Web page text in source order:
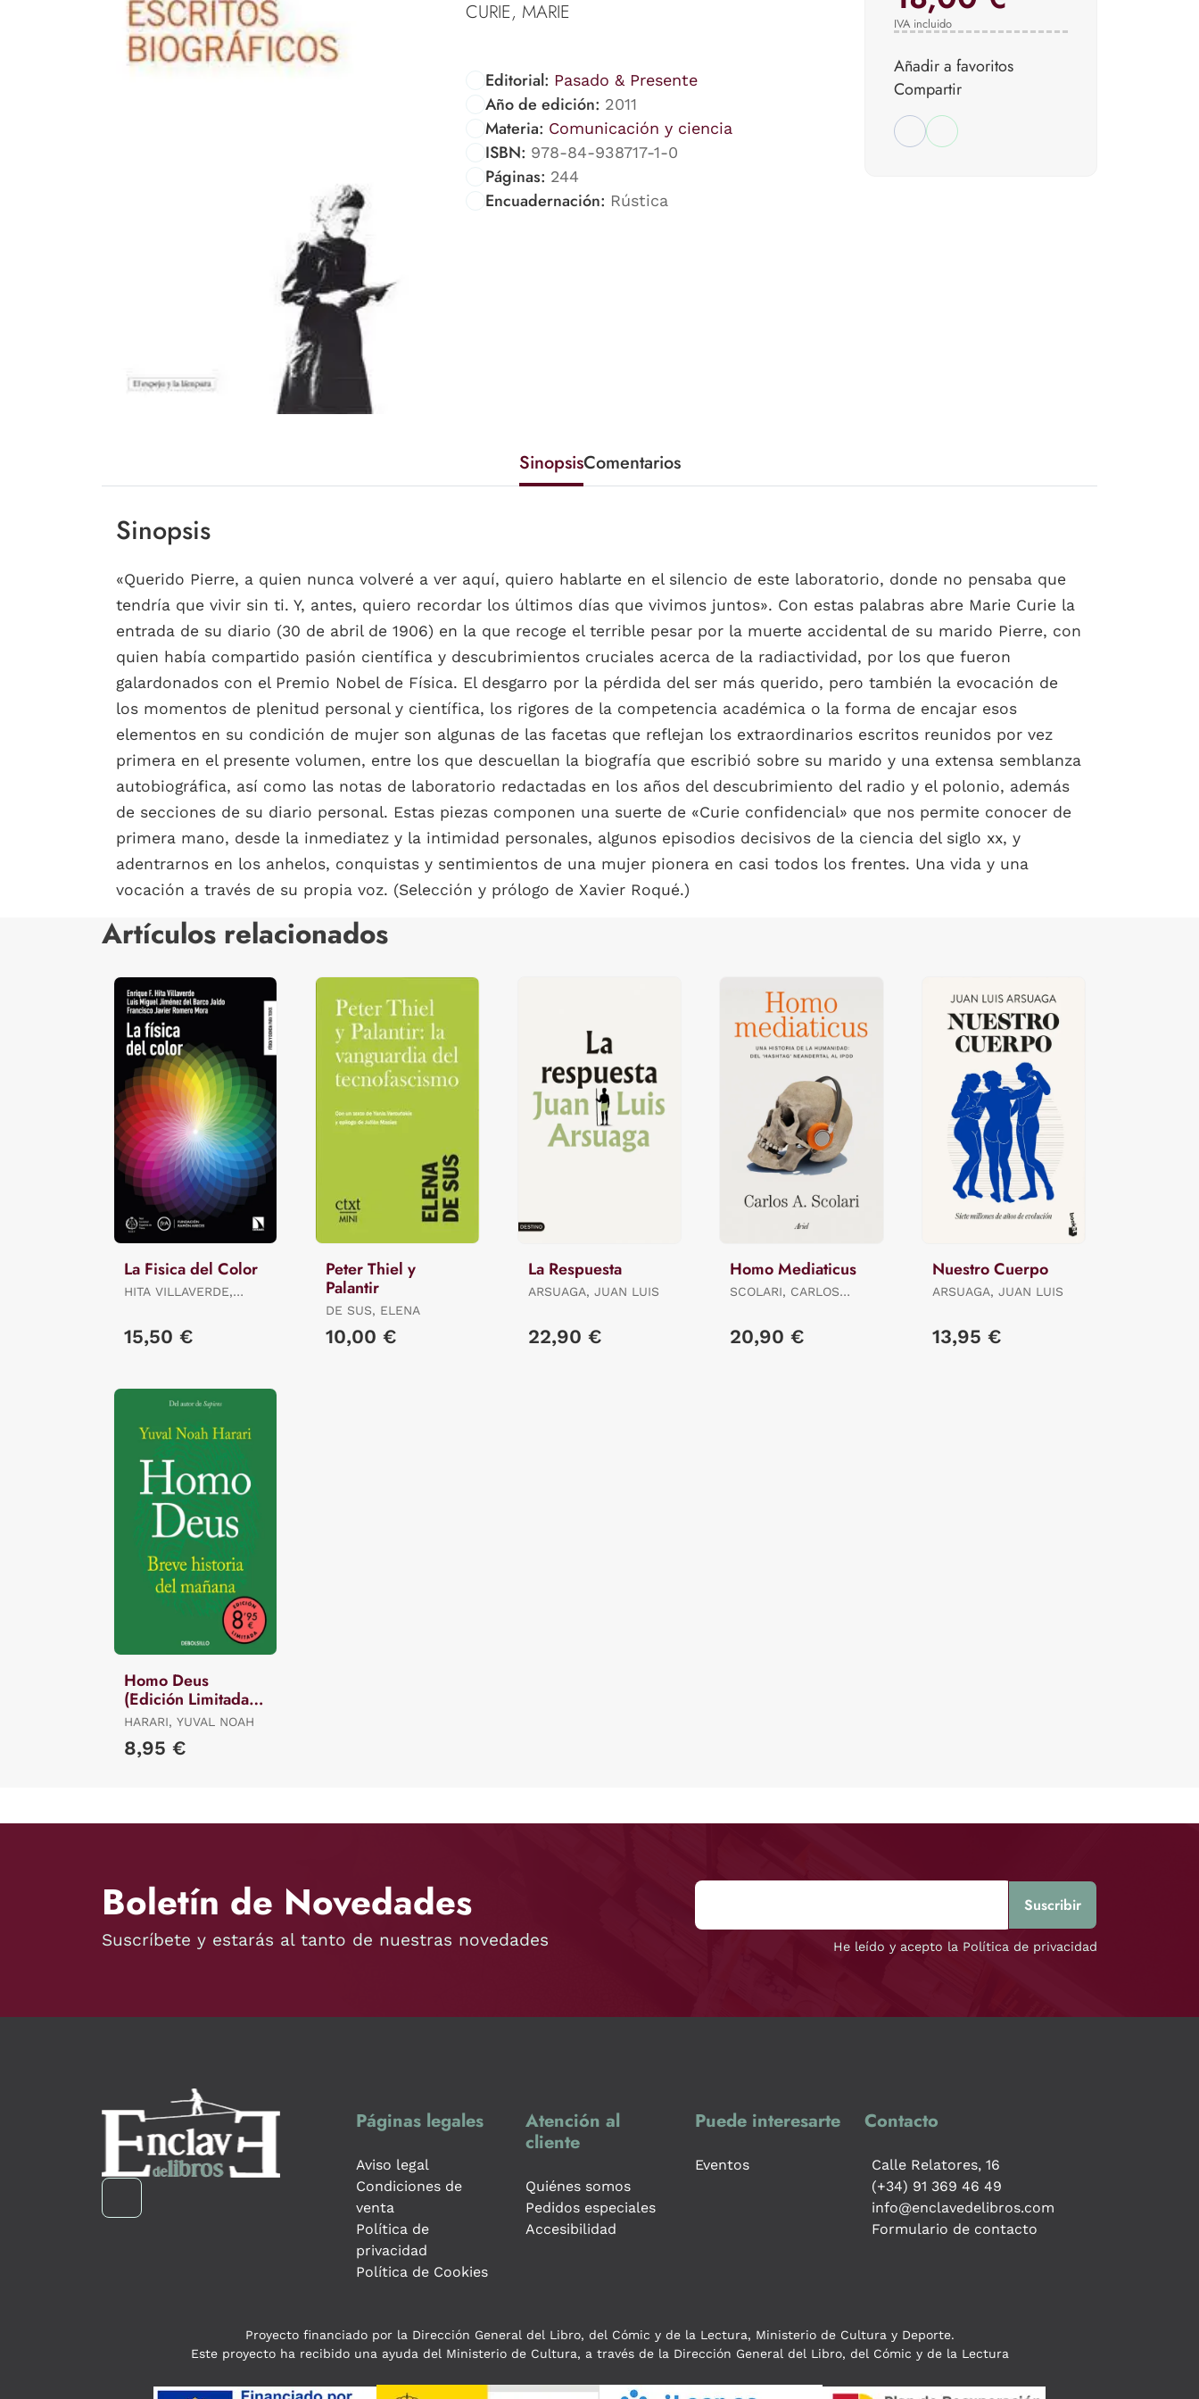
CURIE, MARIE
Editorial: Pasado & Presente
Año de edición: 2011
Materia: Comunicación y ciencia
ISBN: 978-84-938717-1-0
Páginas: 244
Encuadernación: Rústica
IVA incluido
Añadir a favoritos
Compartir
SinopsisComentarios
Sinopsis
«Querido Pierre, a quien nunca volveré a ver aquí, quiero hablarte en el silencio de este laboratorio, donde no pensaba que
tendría que vivir sin ti. Y, antes, quiero recordar los últimos días que vivimos juntos». Con estas palabras abre Marie Curie la
entrada de su diario (30 de abril de 1906) en la que recoge el terrible pesar por la muerte accidental de su marido Pierre, con
quien había compartido pasión científica y descubrimientos cruciales acerca de la radiactividad, por los que fueron
galardonados con el Premio Nobel de Física. El desgarro por la pérdida del ser más querido, pero también la evocación de
los momentos de plenitud personal y científica, los rigores de la competencia académica o la forma de encajar esos
elementos en su condición de mujer son algunas de las facetas que reflejan los extraordinarios escritos reunidos por vez
primera en el presente volumen, entre los que descuellan la biografía que escribió sobre su marido y una extensa semblanza
autobiográfica, así como las notas de laboratorio redactadas en los años del descubrimiento del radio y el polonio, además
de secciones de su diario personal. Estas piezas componen una suerte de «Curie confidencial» que nos permite conocer de
primera mano, desde la inmediatez y la intimidad personales, algunos episodios decisivos de la ciencia del siglo xx, y
adentrarnos en los anhelos, conquistas y sentimientos de una mujer pionera en casi todos los frentes. Una vida y una
vocación a través de su propia voz. (Selección y prólogo de Xavier Roqué.)
Artículos relacionados
La Fisica del Color
HITA VILLAVERDE,
LUIS MI
15,50 €
Peter Thiel y
Palantir
DE SUS, ELENA
10,00 €
La Respuesta
ARSUAGA, JUAN LUIS
22,90 €
Homo Mediaticus
SCOLARI, CARLOS
20,90 €
Nuestro Cuerpo
ARSUAGA, JUAN LUIS
13,95 €
Homo Deus
(Edición Limitada ·
Verano)
HARARI, YUVAL NOAH
8,95 €
Boletín de Novedades
Suscríbete y estarás al tanto de nuestras novedades He leído y acepto la Política de privacidad
Páginas legales
Aviso legal
Condiciones de
venta
Política de
privacidad
Política de Cookies
Atención al
cliente
Quiénes somos
Pedidos especiales
Accesibilidad
Puede interesarte
Eventos
Contacto
Calle Relatores, 16
(+34) 91 369 46 49
info@enclavedelibros.com
Formulario de contacto
Proyecto financiado por la Dirección General del Libro, del Cómic y de la Lectura, Ministerio de Cultura y Deporte.
Este proyecto ha recibido una ayuda del Ministerio de Cultura, a través de la Dirección General del Libro, del Cómic y de la Lectura